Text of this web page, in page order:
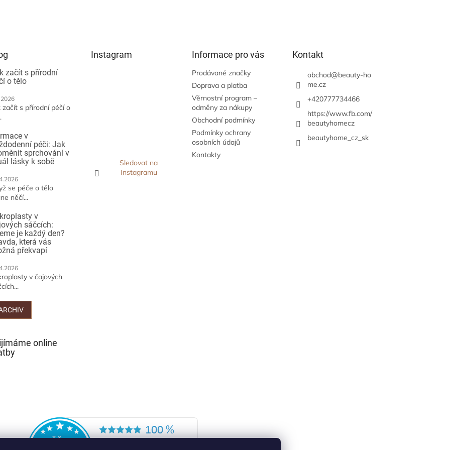
í
p
začít s přírodní
o tělo
začít s přírodní péčí o
v
péči: Jak
sprchování v
lásky k sobě
se péče o tělo
něčí...
v
sáčcích:
je každý den?
která vás
překvapí
v čajových
Instagram
Sledovat na
Instagramu
Informace pro vás
Prodávané značky
Doprava a platba
Věrnostní program –
odměny za nákupy
Obchodní podmínky
Podmínky ochrany
osobních údajů
Kontakty
Kontakt
obchod@beauty-ho
me.cz
+420777734466
https://www.fb.com/
beautyhomecz
beautyhome_cz_sk
online